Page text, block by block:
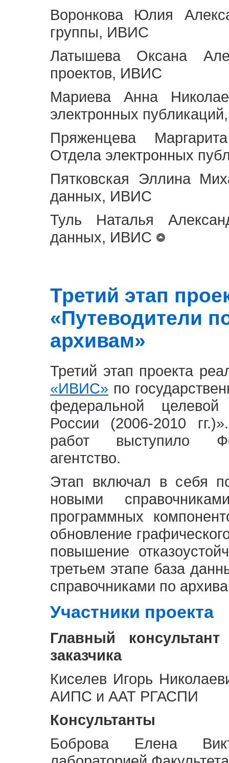
Воронкова Юлия
группы, ИВИС
Латышева Оксана
проектов, ИВИС
Мариева Анна
электронных
Пряженцева
Отдела электронных
Пятковская Эллина
данных, ИВИС
Туль Наталья
данных, ИВИС
Третий этап
«Путеводители
архивам»
Третий этап проекта
«ИВИС» по
федеральной
России (2006-2010
работ выступило
агентство.
Этап включал в себя
новыми
программных
обновление
повышение
третьем этапе база
справочниками по
Участники проекта
Главный
заказчика
Киселев Игорь
АИПС и ААТ РГАСПИ
Консультанты
Боброва Елена